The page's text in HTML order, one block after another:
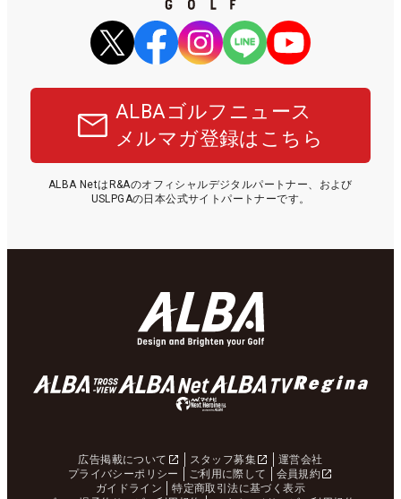
ALBAゴルフニュース
メルマガ登録はこちら
ALBA NetはR&Aのオフィシャルデジタルパートナー、および
USLPGAの日本公式サイトパートナーです。
広告掲載について スタッフ募集
運営会社
プライバシーポリシー
ご利用に際して
会員規約
ガイドライン
特定商取引法に基づく表示